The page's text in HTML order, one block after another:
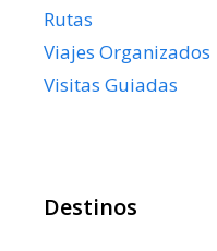
Rutas
Viajes Organizados
Visitas Guiadas
Destinos